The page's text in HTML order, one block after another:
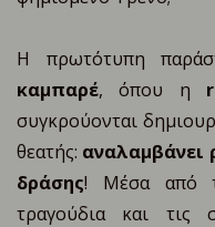
Η πρωτότυπη
καμπαρέ, όπου η
συγκρούονται
θεατής: αναλαμβάνει
δράσης! Μέσα από
τραγούδια και τις